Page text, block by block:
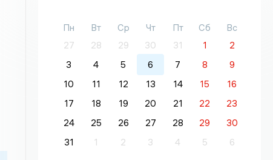
Пн Вт Ср Чт Пт Сб
Вс
27
28 29 30 31 1
2
3
4 5 6 7 8
9
10
11 12 13 14 15
16
17
18 19 20 21 22
23
24
25 26 27 28 29
30
31
1 2 3 4 5 6